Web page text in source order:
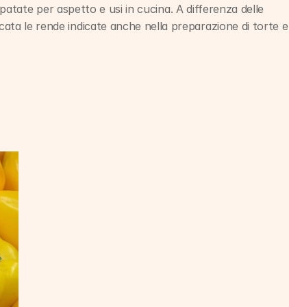
per aspetto e usi in cucina. A differenza delle
le rende indicate anche nella preparazione di torte e